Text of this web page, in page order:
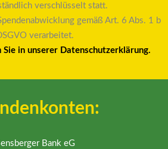
verschlüsselt statt.
gemäß Art. 6 Abs. 1 b
DSGVO verarbeitet.
in unserer Datenschutzerklärung.
Bank eG